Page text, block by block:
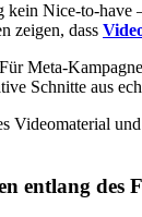
Nice-to-have
zeigen, dass
Meta-
Schnitte aus
Videomaterial
entlang des